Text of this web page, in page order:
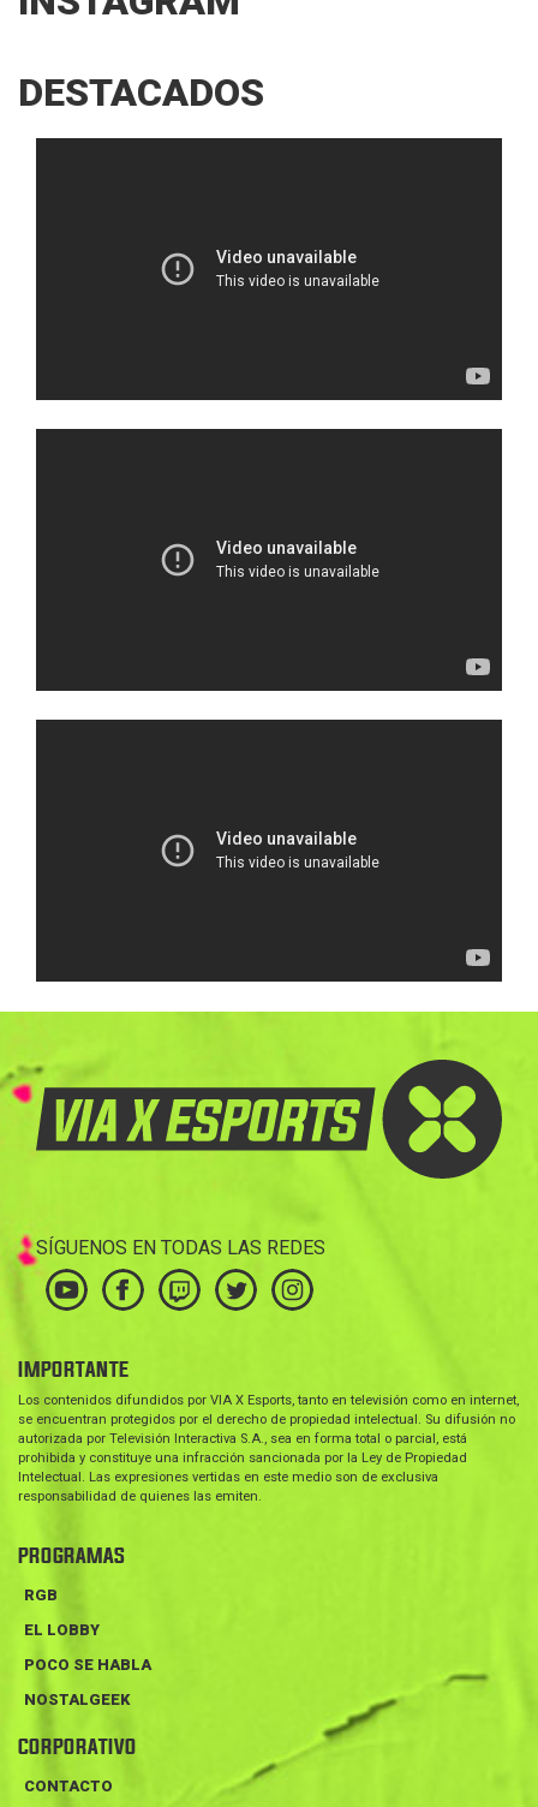
DESTACADOS
SÍGUENOS EN TODAS LAS REDES
IMPORTANTE
Los contenidos difundidos por VIA X Esports, tanto en televisión como en internet,
se encuentran protegidos por el derecho de propiedad intelectual. Su difusión no
autorizada por Televisión Interactiva S.A., sea en forma total o parcial, está
prohibida y constituye una infracción sancionada por la Ley de Propiedad
Intelectual. Las expresiones vertidas en este medio son de exclusiva
responsabilidad de quienes las emiten.
PROGRAMAS
RGB
EL LOBBY
POCO SE HABLA
NOSTALGEEK
CORPORATIVO
CONTACTO